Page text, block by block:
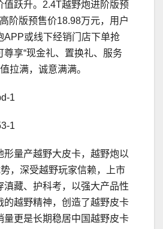
值跃升。2.4T越野炮进阶版预
阶版预售价18.98万元，用户
APP或线下经销门店下单抢
尊享“现金礼、置换礼、服务
拉满，诚意满满。
形量产越野大皮卡，越野炮以
势，深受越野玩家信赖，上市
滇藏、护科考，以强大产品性
的越野精神，创造了越野皮卡
量更是长期稳居中国越野皮卡